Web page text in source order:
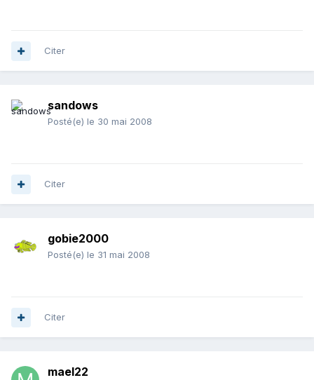
Citer
sandows
Posté(e) le 30 mai 2008
Citer
gobie2000
Posté(e) le 31 mai 2008
Citer
mael22